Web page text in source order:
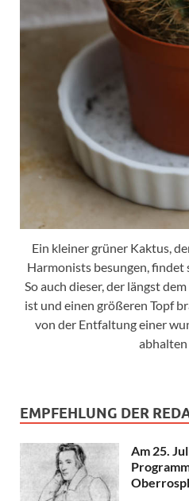
Ein kleiner grüner Kaktus,
Harmonists besungen, findet
So auch dieser, der längst
ist und einen größeren Topf
von der Entfaltung einer
abhalten
EMPFEHLUNG DER
Am 25.